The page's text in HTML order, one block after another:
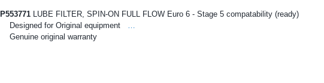
P553771 LUBE FILTER, SPIN-ON FULL FLOW Euro 6 - Stage 5 compatability (ready)
Designed for Original equipment …
Genuine original warranty